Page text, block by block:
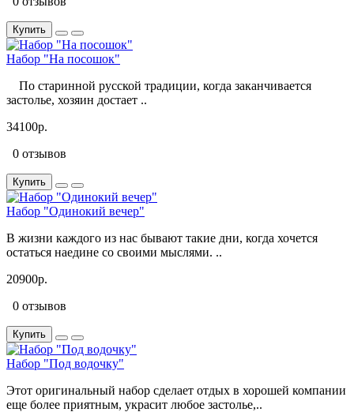
Купить
Набор "На посошок"
По старинной русской традиции, когда заканчивается
застолье, хозяин достает ..
34100р.
0 отзывов
Купить
Набор "Одинокий вечер"
В жизни каждого из нас бывают такие дни, когда хочется
остаться наедине со своими мыслями. ..
20900р.
0 отзывов
Купить
Набор "Под водочку"
Этот оригинальный набор сделает отдых в хорошей компании
еще более приятным, украсит любое застолье,..